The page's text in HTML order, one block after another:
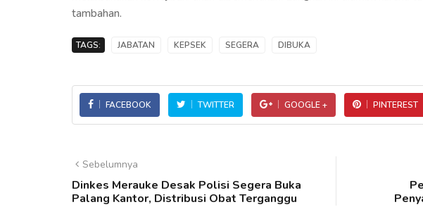
tambahan.
TAGS: JABATAN KEPSEK SEGERA DIBUKA
FACEBOOK TWITTER GOOGLE + PINTEREST
Sebelumnya
Dinkes Merauke Desak Polisi Segera Buka
Palang Kantor, Distribusi Obat Terganggu